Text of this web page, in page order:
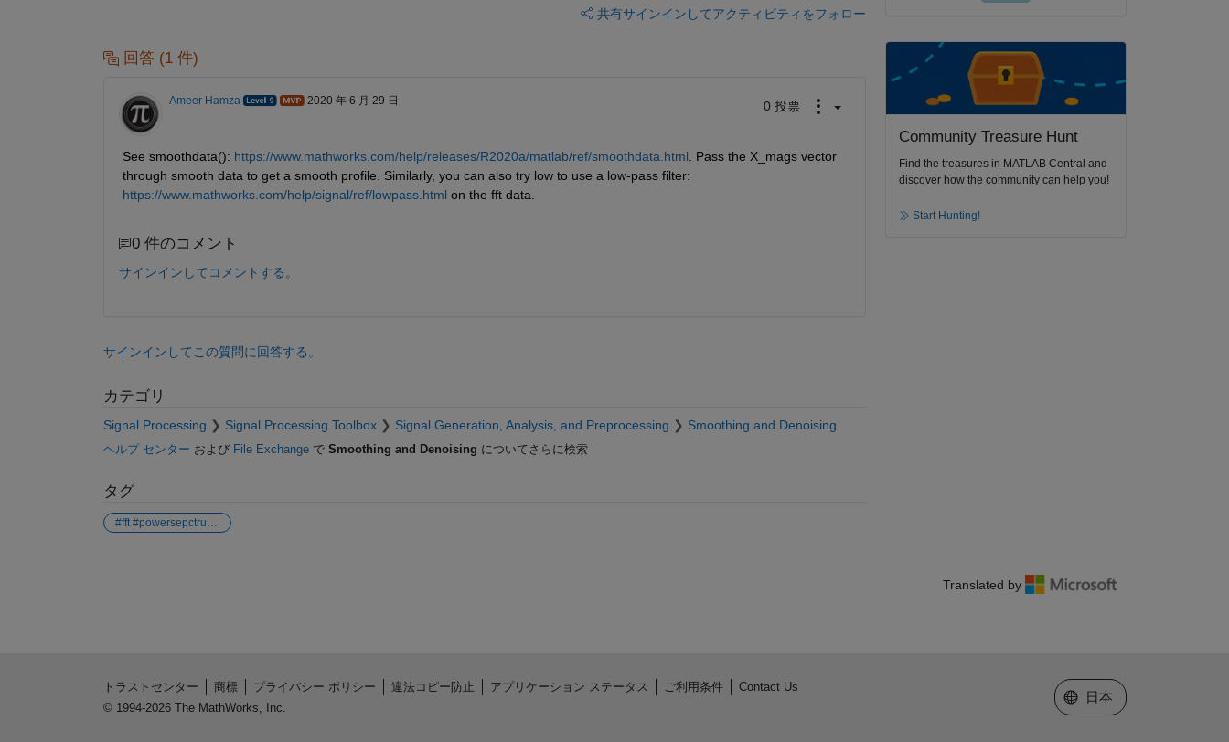
共有サインインしてアクティビティをフォロー
回答 (1 件)
Ameer Hamza 2020 年 6 月 29 日 0 投票
See smoothdata(): https://www.mathworks.com/help/releases/R2020a/matlab/ref/smoothdata.html. Pass the X_mags vector
through smooth data to get a smooth profile. Similarly, you can also try low to use a low-pass filter:
https://www.mathworks.com/help/signal/ref/lowpass.html on the fft data.
0 件のコメント
サインインしてコメントする。
サインインしてこの質問に回答する。
カテゴリ
Signal Processing Signal Processing Toolbox Signal Generation, Analysis, and Preprocessing Smoothing and Denoising
ヘルプ センター および File Exchangeで Smoothing and Denoising についてさらに検索
タグ
Community Treasure Hunt
Find the treasures in MATLAB Central and
discover how the community can help you!
Start Hunting!
Translated by
トラストセンター 商標 プライバシー ポリシー 違法コピー防止 アプリケーション ステータス ご利用条件
Contact Us
© 1994-2026 The MathWorks, Inc.
Web サイトの選択
日本